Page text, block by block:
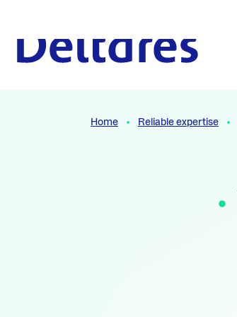
Home Reliable expertise